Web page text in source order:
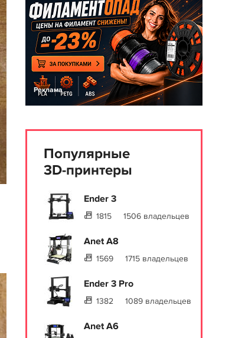
Реклама
Популярные
3D-принтеры
Ender 3
1815 1506 владельцев
Anet A8
1569 1715 владельцев
Ender 3 Pro
1382 1089 владельцев
Anet A6